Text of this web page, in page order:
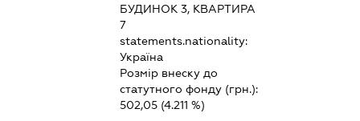
БУДИНОК 3, КВАРТИРА
7
statements.nationality:
Україна
Розмір внеску до
статутного фонду (грн.):
502,05(4.211 %)